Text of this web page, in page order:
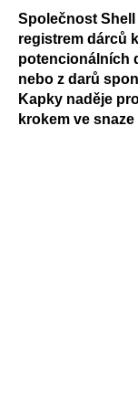
Společnost
registrem dárců
potencionálních
nebo z darů
Kapky naděje
krokem ve